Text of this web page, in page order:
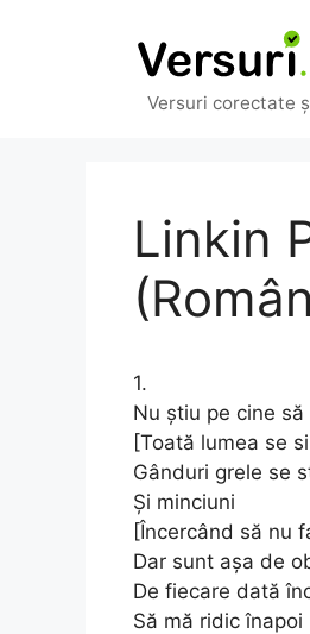
Versuri corectate
Linkin
1.
Nu știu pe cine
[Toată lumea se
Gânduri grele se
Și minciuni
[Încercând să nu
Dar sunt așa de
De fiecare dată
Să mă ridic